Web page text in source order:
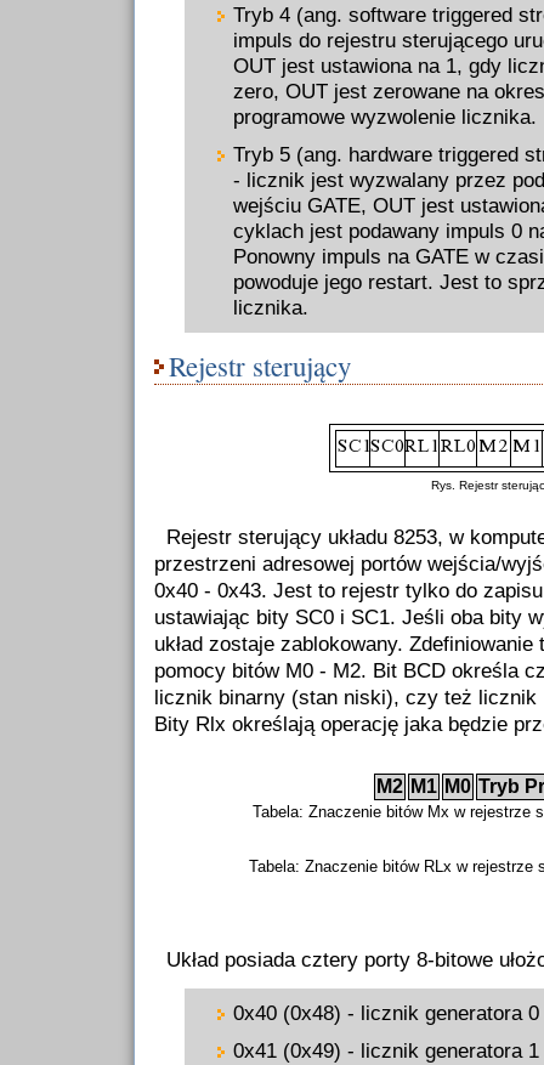
Tryb 4 (ang. software triggered
impuls do rejestru sterującego
OUT jest ustawiona na 1, gdy
zero, OUT jest zerowane na
programowe wyzwolenie licznika.
Tryb 5 (ang. hardware triggered
- licznik jest wyzwalany przez
wejściu GATE, OUT jest
cyklach jest podawany impuls 0
Ponowny impuls na GATE w
powoduje jego restart. Jest to
licznika.
Rejestr sterujący
Rys. Rejestr
Rejestr sterujący układu 8253, w
przestrzeni adresowej portów wejścia/
0x40 - 0x43. Jest to rejestr tylko do
ustawiając bity SC0 i SC1. Jeśli oba bity
układ zostaje zablokowany.
pomocy bitów M0 - M2. Bit BCD określa
licznik binarny (stan niski), czy też licznik
Bity Rlx określają operację jaka będzie
M2 M1 M0 Tryb
Tabela: Znaczenie bitów Mx w rejestrze
Tabela: Znaczenie bitów RLx w rejestrze
Układ posiada cztery porty 8-bitowe
0x40 (0x48) - licznik generatora 0
0x41 (0x49) - licznik generatora 1